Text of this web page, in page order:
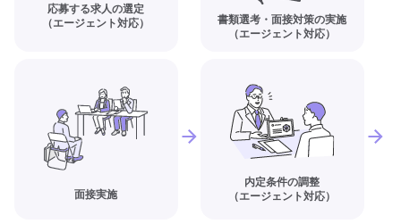
応募する求人の選定
（エージェント対応）
書類選考・面接対策の実施
（エージェント対応）
面接実施
内定条件の調整
（エージェント対応）